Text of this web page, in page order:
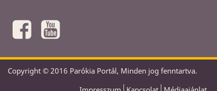
Copyright © 2016 Parókia Portál, Minden jog fenntartva.